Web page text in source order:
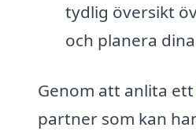
tydlig översikt
och planera
Genom att anlita
partner som kan